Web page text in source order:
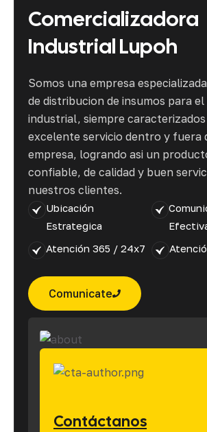
Comercializadora
IndustrialLupoh
Somos una empresa
de distribucion de insumos para el
industrial, siempre
excelente servicio dentro y fuera
empresa, logrando asi un
confiable, de calidad y buen
nuestros clientes.
Ubicación
Estrategica
Atención 365 / 24x7
Comunicate
Contáctanos